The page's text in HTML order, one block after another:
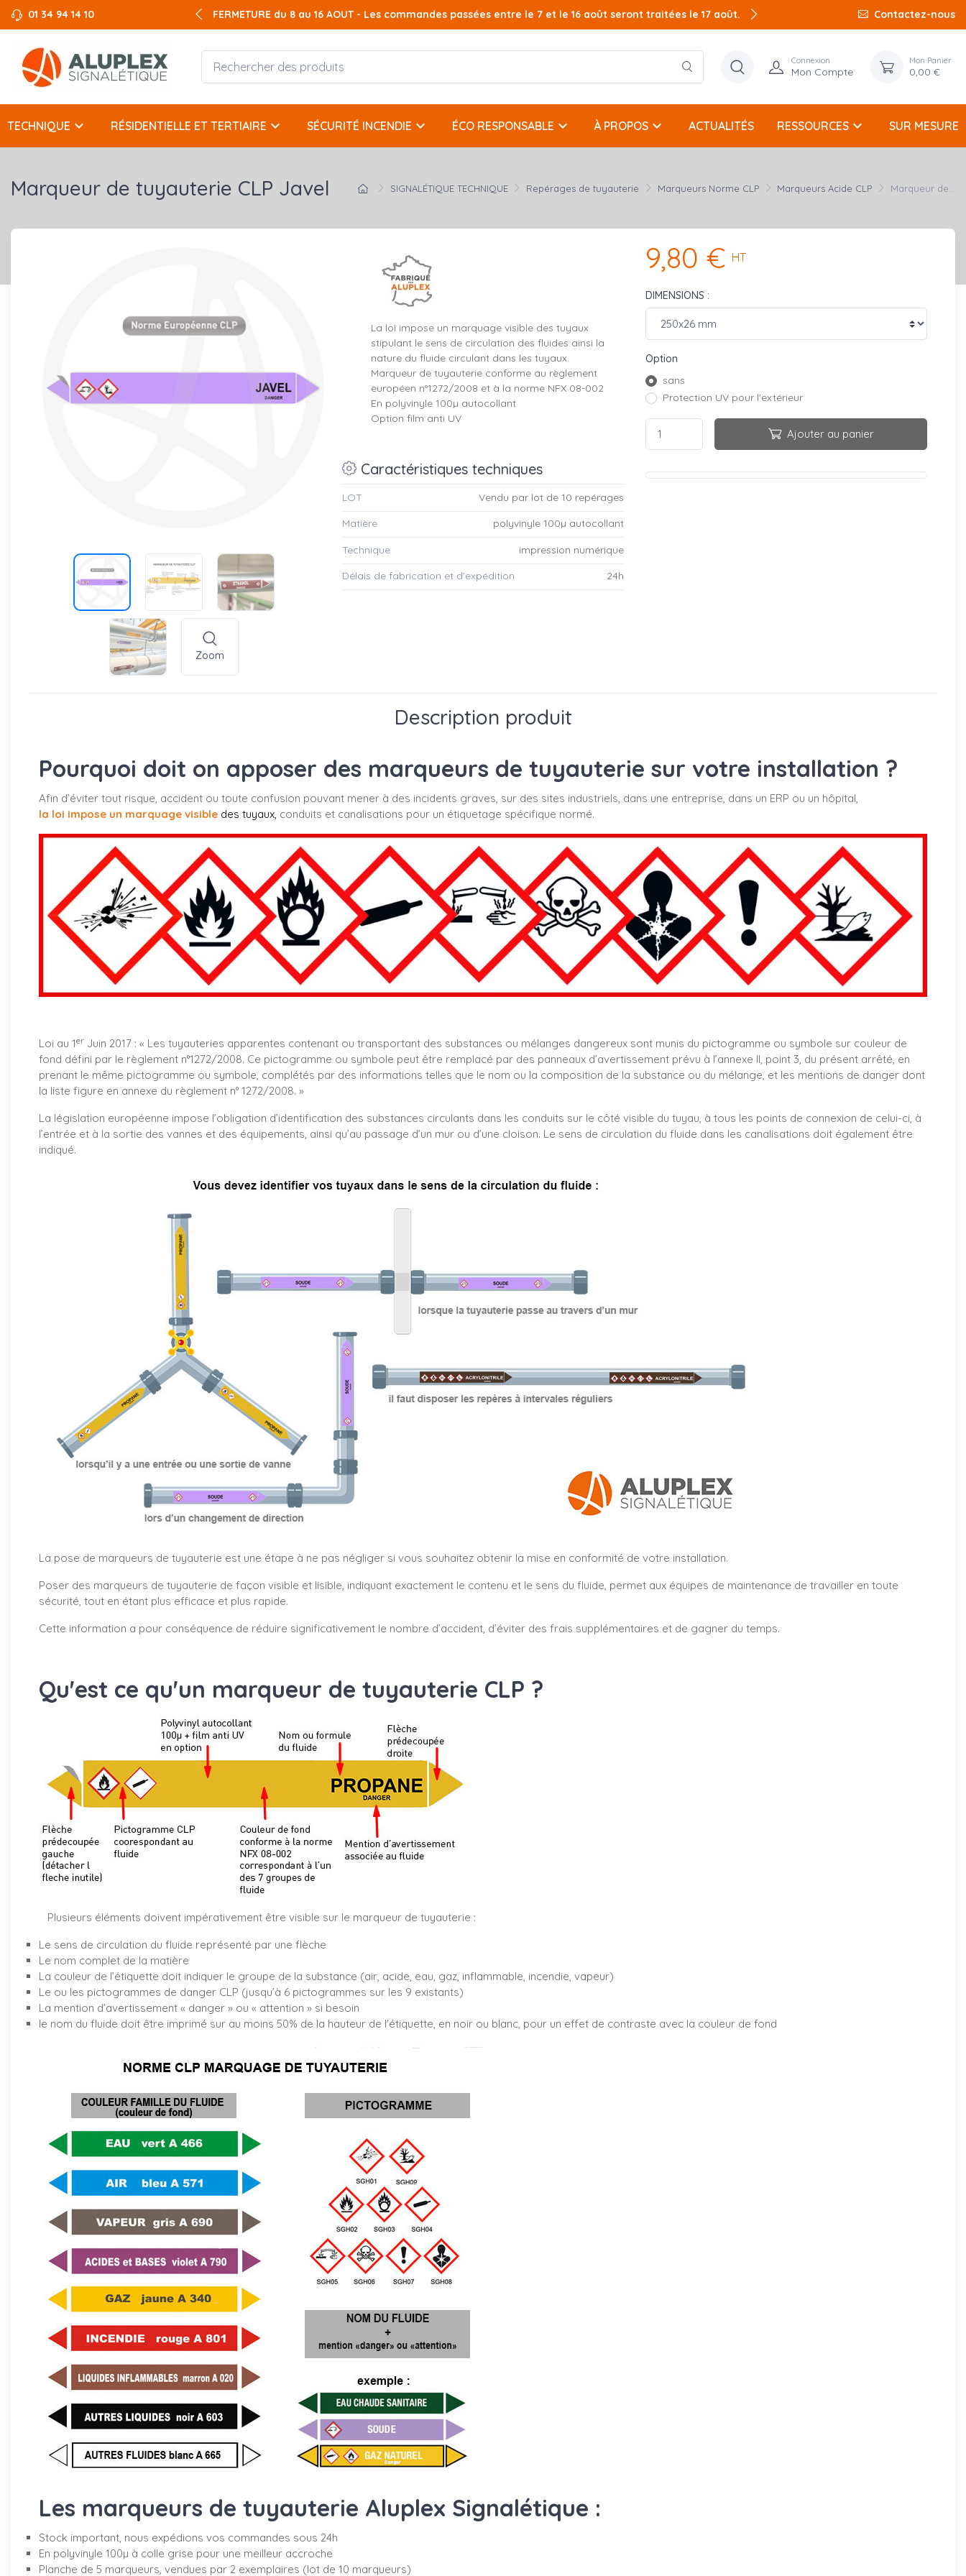
01 34 94 14 10 FERMETURE du 8 au 16 AOUT - Les commandes passées entre le 7 et le 16 août seront traitées le 17 août. Contactez-nous
Connexion
Mon Compte
Mon Panier
0,00 €
TECHNIQUE keyboard_arrow_down RÉSIDENTIELLE ET TERTIAIRE keyboard_arrow_down SÉCURITÉ INCENDIE keyboard_arrow_down ÉCO RESPONSABLE keyboard_arrow_down À PROPOS keyboard_arrow_down ACTUALITÉS RESSOURCES keyboard_arrow_down SUR MESURE
SIGNALÉTIQUE TECHNIQUE Repérages de tuyauterie Marqueurs Norme CLP Marqueurs Acide CLP Marqueur de...
Marqueur de tuyauterie CLP Javel
Zoom
La loi impose un marquage visible des tuyaux
stipulant le sens de circulation des fluides ainsi la
nature du fluide circulant dans les tuyaux
Marqueur de tuyauterie conforme au règlement
européen n°1272/2008 et à la norme NFX 08-002
En polyvinyle 100µ autocollant
Option film anti UV
Caractéristiques techniques
LOT Vendu par lot de 10 repérages
Matière polyvinyle 100µ autocollant
Technique impression numérique
Délais de fabrication et d’expédition 24h
9,80 € HT
DIMENSIONS :
Option
sans
Protection UV pour l'extérieur
Ajouter au panier
Description produit
Pourquoi doit on apposer des marqueurs de tuyauterie sur votre installation ?
Afin d’éviter tout risque, accident ou toute confusion pouvant mener à des incidents graves, sur des sites industriels, dans une entreprise, dans un ERP ou un hôpital,
la loi impose un marquage visible des tuyaux, conduits et canalisations pour un étiquetage spécifique normé.
Loi au 1er Juin 2017 : « Les tuyauteries apparentes contenant ou transportant des substances ou mélanges dangereux sont munis du pictogramme ou symbole sur couleur de
fond défini par le règlement n°1272/2008. Ce pictogramme ou symbole peut être remplacé par des panneaux d’avertissement prévu à l’annexe II, point 3, du présent arrêté, en
prenant le même pictogramme ou symbole, complétés par des informations telles que le nom ou la composition de la substance ou du mélange, et les mentions de danger dont
la liste figure en annexe du règlement n° 1272/2008. »
La législation européenne impose l’obligation d’identification des substances circulants dans les conduits sur le côté visible du tuyau, à tous les points de connexion de celui-ci, à
l’entrée et à la sortie des vannes et des équipements, ainsi qu’au passage d’un mur ou d’une cloison. Le sens de circulation du fluide dans les canalisations doit également être
indiqué.
La pose de marqueurs de tuyauterie est une étape à ne pas négliger si vous souhaitez obtenir la mise en conformité de votre installation.
Poser des marqueurs de tuyauterie de façon visible et lisible, indiquant exactement le contenu et le sens du fluide, permet aux équipes de maintenance de travailler en toute
sécurité, tout en étant plus efficace et plus rapide.
Cette information a pour conséquence de réduire significativement le nombre d’accident, d’éviter des frais supplémentaires et de gagner du temps.
Qu'est ce qu'un marqueur de tuyauterie CLP ?
Plusieurs éléments doivent impérativement être visible sur le marqueur de tuyauterie :
Le sens de circulation du fluide représenté par une flèche
Le nom complet de la matière
La couleur de l’étiquette doit indiquer le groupe de la substance (air, acide, eau, gaz, inflammable, incendie, vapeur)
Le ou les pictogrammes de danger CLP (jusqu’à 6 pictogrammes sur les 9 existants)
La mention d’avertissement « danger » ou « attention » si besoin
le nom du fluide doit être imprimé sur au moins 50% de la hauteur de l'étiquette, en noir ou blanc, pour un effet de contraste avec la couleur de fond
Les marqueurs de tuyauterie Aluplex Signalétique :
Stock important, nous expédions vos commandes sous 24h
En polyvinyle 100µ à colle grise pour une meilleur accroche
Planche de 5 marqueurs, vendues par 2 exemplaires (lot de 10 marqueurs)